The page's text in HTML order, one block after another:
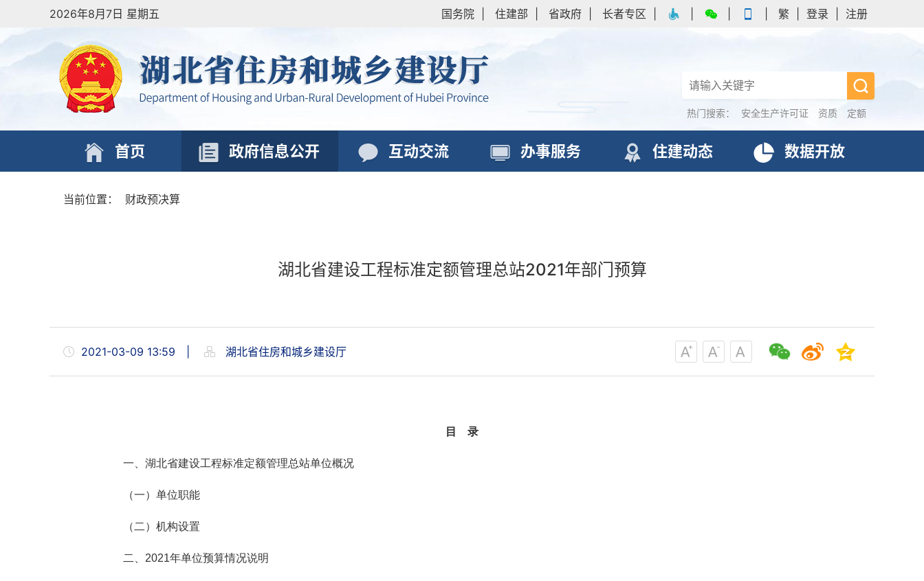
2026年8月7日 星期五 国务院 住建部 省政府 长者专区 繁 登录 注册
热门搜索： 安全生产许可证 资质 定额
首页 政府信息公开 互动交流 办事服务 住建动态 数据开放
当前位置： 财政预决算
湖北省建设工程标准定额管理总站2021年部门预算
2021-03-09 13:59 湖北省住房和城乡建设厅
目 录
一、湖北省建设工程标准定额管理总站单位概况
（一）单位职能
（二）机构设置
二、 2021年单位预算情况说明